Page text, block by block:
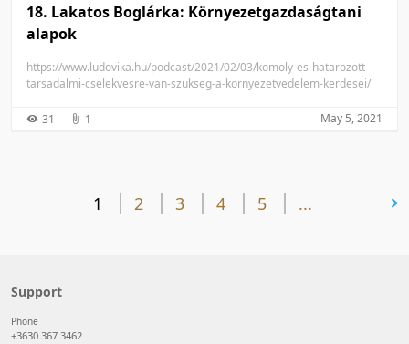
18. Lakatos Boglárka: Környezetgazdaságtani
alapok
https://www.ludovika.hu/podcast/2021/02/03/komoly-es-hatarozott-
tarsadalmi-cselekvesre-van-szukseg-a-kornyezetvedelem-kerdesei/
31 1 May 5, 2021
1 2 3 4 5 ...
Support
Phone
+3630 367 3462